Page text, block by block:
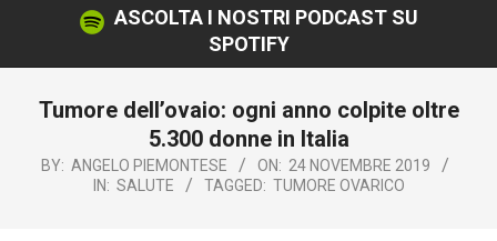
ASCOLTA I NOSTRI PODCAST SU
SPOTIFY
Tumore dell’ovaio: ogni anno colpite oltre
5.300 donne in Italia
BY: ANGELO PIEMONTESE ON: 24 NOVEMBRE 2019
IN: SALUTE TAGGED: TUMORE OVARICO